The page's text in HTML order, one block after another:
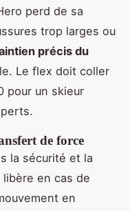
perd de sa
trop larges ou
précis du
Le flex doit coller
pour un skieur
de force
la sécurité et la
en cas de
en